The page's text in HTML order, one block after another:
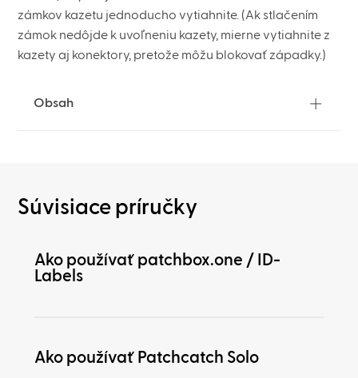
zámkov kazetu jednoducho vytiahnite. (Ak stlačením
zámok nedôjde k uvoľneniu kazety, mierne vytiahnite z
kazety aj konektory, pretože môžu blokovať západky.)
Obsah
Súvisiace príručky
Ako používať patchbox.one / ID-
Labels
Ako používať Patchcatch Solo